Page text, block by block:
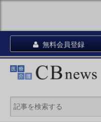
無料会員登録